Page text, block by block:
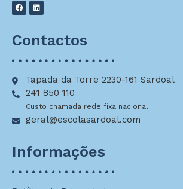
Contactos
Tapada da Torre 2230-161 Sardoal
241 850 110
Custo chamada rede fixa nacional
geral@escolasardoal.com
Informações